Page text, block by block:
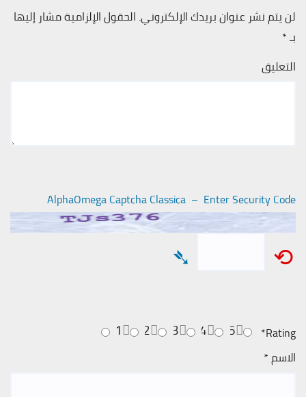
لن يتم نشر عنوان بريدك الإلكتروني. الحقول الإلزامية مشار إليها
بـ*
التعليق
AlphaOmega Captcha Classica – Enter Security Code
⟲
➴
Rating
*
5
4
3
2
1
الاسم*